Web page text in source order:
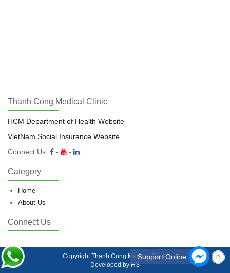
Thanh Cong Medical Clinic
HCM Department of Health Website
VietNam Social Insurance Website
Connect Us:
- -
Category
Home
About Us
Connect Us
CopyrightThanh Cong Medical Clinic
Developed by HS
Support Online